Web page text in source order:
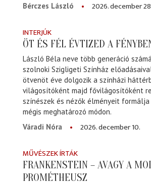
Bérczes László 2026. december
INTERJÚK
ÖT ÉS FÉL ÉVTIZED A
László Béla neve több generáció
szolnoki Szigligeti Színház
ötvenöt éve dolgozik a színházi
világosítóként majd fővilágosítóként
színészek és nézők élményeit
mégis meghatározó módon.
Váradi Nóra
2026. december 10.
MŰVÉSZEK ÍRTÁK
FRANKENSTEIN – AVAGY A
PROMÉTHEUSZ